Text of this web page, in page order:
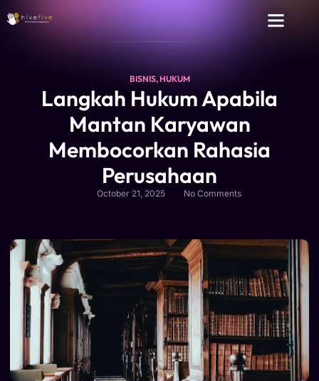
BISNIS,HUKUM
Langkah Hukum Apabila
Mantan Karyawan
Membocorkan Rahasia
Perusahaan
October 21, 2025 No Comments